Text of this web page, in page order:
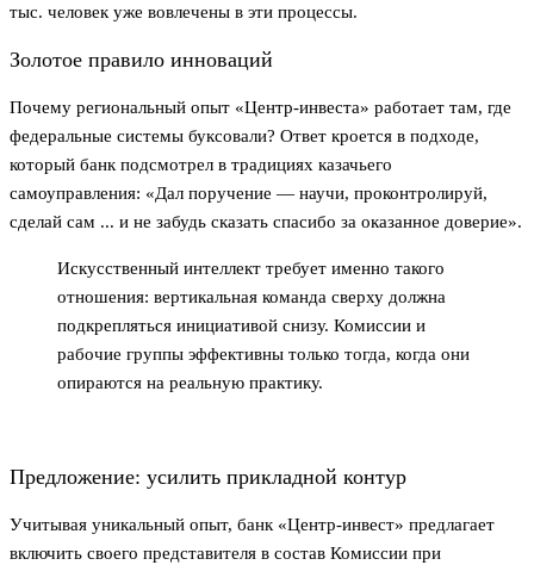
тыс. человек уже вовлечены в эти процессы.
Золотое правило инноваций
Почему региональный опыт «Центр-инвеста» работает там, где
федеральные системы буксовали? Ответ кроется в подходе,
который банк подсмотрел в традициях казачьего
самоуправления: «Дал поручение — научи, проконтролируй,
сделай сам ... и не забудь сказать спасибо за оказанное доверие».
Искусственный интеллект требует именно такого
отношения: вертикальная команда сверху должна
подкрепляться инициативой снизу. Комиссии и
рабочие группы эффективны только тогда, когда они
опираются на реальную практику.
Предложение: усилить прикладной контур
Учитывая уникальный опыт, банк «Центр-инвест» предлагает
включить своего представителя в состав Комиссии при